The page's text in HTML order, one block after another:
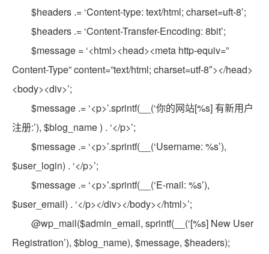
$headers .= ‘Content-type: text/html; charset=uft-8’;
$headers .= ‘Content-Transfer-Encoding: 8bit’;
$message = ‘<html><head><meta http-equiv=”
Content-Type” content=”text/html; charset=utf-8″></head>
<body><div>’;
$message .= ‘<p>’.sprintf(__(‘你的网站[%s] 有新用户
注册:’), $blog_name ) . ‘</p>’;
$message .= ‘<p>’.sprintf(__(‘Username: %s’),
$user_login) . ‘</p>’;
$message .= ‘<p>’.sprintf(__(‘E-mail: %s’),
$user_email) . ‘</p></div></body></html>’;
@wp_mail($admin_email, sprintf(__(‘[%s] New User
Registration’), $blog_name), $message, $headers);